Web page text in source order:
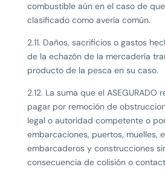
combustible aún en el caso de
clasificado como avería común.
2.11. Daños, sacrificios o gastos
de la echazón de la mercadería
producto de la pesca en su caso.
2.12. La suma que el ASEGURADO
pagar por remoción de
legal o autoridad competente o
embarcaciones, puertos, muelles,
embarcaderos y construcciones
consecuencia de colisión o